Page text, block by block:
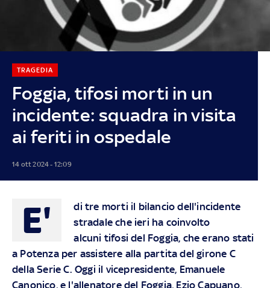
Foggia, tifosi morti in un
incidente: squadra in visita
ai feriti in ospedale
TRAGEDIA
14 ott 2024 - 12:09
E'
di tre morti il bilancio dell'incidente
stradale che ieri ha coinvolto
alcuni tifosi del Foggia, che erano stati
a Potenza per assistere alla partita del girone C
della Serie C. Oggi il vicepresidente, Emanuele
Canonico, e l'allenatore del Foggia, Ezio Capuano,